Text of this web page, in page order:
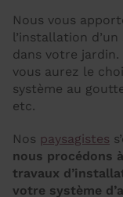
Nous vous
l’installation
dans votre
vous aurez le
système au
etc.
Nos paysagistes
nous procédons
travaux
votre système